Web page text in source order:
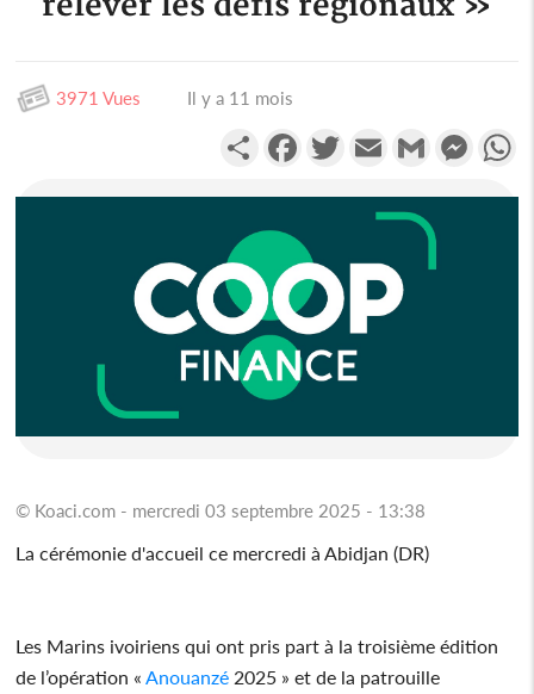
3971 Vues Il y a 11 mois
PartagerFacebookTwitterEmail Gmail
© Koaci.com - mercredi 03 septembre 2025 - 13:38
La cérémonie d'accueil ce mercredi à Abidjan (DR)
Les Marins ivoiriens qui ont pris part à la troisième édition
de l’opération « Anouanzé 2025 » et de la patrouille